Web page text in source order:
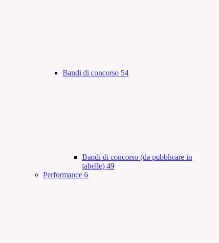
Bandi di concorso 54
Bandi di concorso (da pubblicare in
tabelle) 49
Performance 6